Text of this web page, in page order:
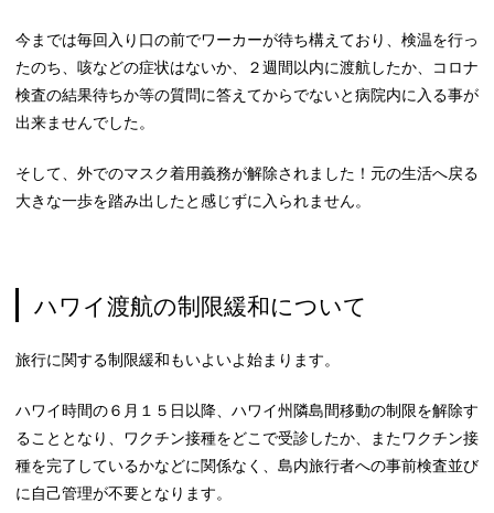
今までは毎回入り口の前でワーカーが待ち構えており、検温を行っ
たのち、咳などの症状はないか、２週間以内に渡航したか、コロナ
検査の結果待ちか等の質問に答えてからでないと病院内に入る事が
出来ませんでした。
そして、外でのマスク着用義務が解除されました！元の生活へ戻る
大きな一歩を踏み出したと感じずに入られません。
ハワイ渡航の制限緩和について
旅行に関する制限緩和もいよいよ始まります。
ハワイ時間の６月１５日以降、ハワイ州隣島間移動の制限を解除す
ることとなり、ワクチン接種をどこで受診したか、またワクチン接
種を完了しているかなどに関係なく、島内旅行者への事前検査並び
に自己管理が不要となります。